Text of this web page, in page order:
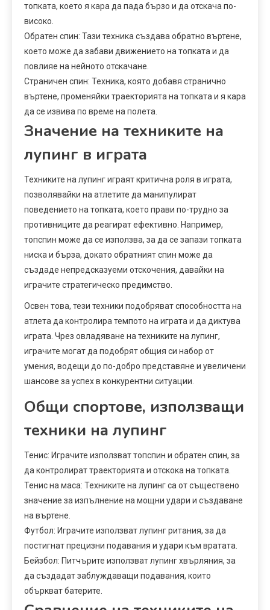
топката, което я кара да пада бързо и да отскача по-
високо.
Обратен спин: Тази техника създава обратно въртене,
което може да забави движението на топката и да
повлияе на нейното отскачане.
Страничен спин: Техника, която добавя странично
въртене, променяйки траекторията на топката и я кара
да се извива по време на полета.
Значение на техниките на
лупинг в играта
Техниките на лупинг играят критична роля в играта,
позволявайки на атлетите да манипулират
поведението на топката, което прави по-трудно за
противниците да реагират ефективно. Например,
топспин може да се използва, за да се запази топката
ниска и бърза, докато обратният спин може да
създаде непредсказуеми отскочения, давайки на
играчите стратегическо предимство.
Освен това, тези техники подобряват способността на
атлета да контролира темпото на играта и да диктува
играта. Чрез овладяване на техниките на лупинг,
играчите могат да подобрят общия си набор от
умения, водещи до по-добро представяне и увеличени
шансове за успех в конкурентни ситуации.
Общи спортове, използващи
техники на лупинг
Тенис: Играчите използват топспин и обратен спин, за
да контролират траекторията и отскока на топката.
Тенис на маса: Техниките на лупинг са от съществено
значение за изпълнение на мощни удари и създаване
на въртене.
Футбол: Играчите използват лупинг ритания, за да
постигнат прецизни подавания и удари към вратата.
Бейзбол: Питчърите използват лупинг хвърляния, за
да създадат заблуждаващи подавания, които
объркват батерите.